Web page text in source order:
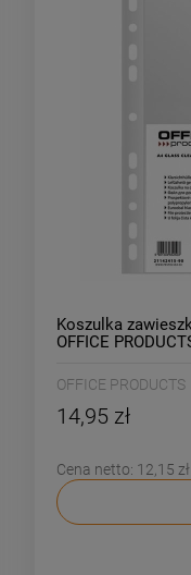
Koszulka
OFFICE
OFFICE PRODUCTS
14,95 zł
Cena netto: 12,15 zł